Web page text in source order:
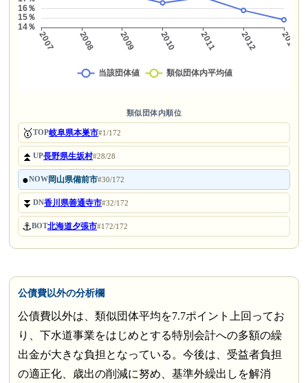
類似団体内順位
🥇TOP岐阜県本巣市#1/172
⏫UP長野県生坂村#28/28
●NOW 岡山県備前市#30/172
⏬DN香川県善通寺市#32/172
⚓BOT北海道夕張市#172/172
公債費以外の分析欄
公債費以外は、類似団体平均を7.7ポイント上回ってお
り、下水道事業をはじめとする特別会計への多額の繰
出金が大きな負担となっている。今後は、受益者負担
の適正化、歳出の削減に努め、基準外繰出しを解消